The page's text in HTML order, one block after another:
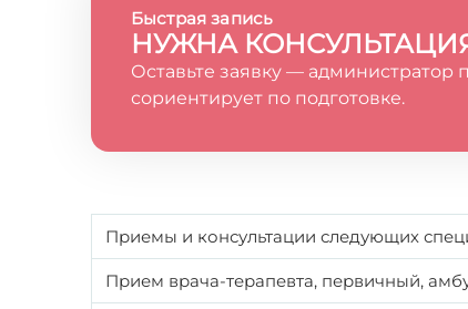
Быстрая запись
НУЖНА
Оставьте заявку — администратор
сориентирует по подготовке.
Приемы и консультации следующих
Прием врача-терапевта, первичный,